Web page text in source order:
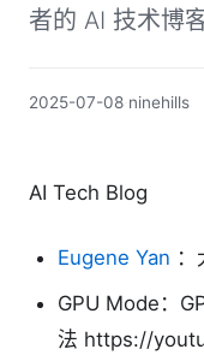
者的 AI 技术博
2025-07-08 ninehills
AI Tech Blog
Eugene Yan
GPU Mode：
法 https://